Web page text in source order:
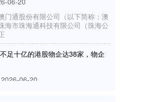
通股份有限公司（以下简称：澳
海市珠海通科技有限公司（珠海公
足十亿的港股物企达38家，物企
之下如何配资期货，物业服务行业